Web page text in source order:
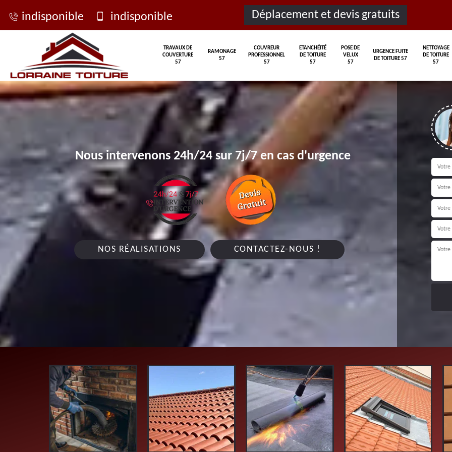
indisponible indisponible Déplacement et devis gratuits
TRAVAUX DE
COUVERTURE
57
RAMONAGE
57
COUVREUR
PROFESSIONNEL
57
ETANCHÉITÉ
DE TOITURE
57
POSE DE
VELUX
57
URGENCE FUITE
DE TOITURE 57
NETTOYAGE
DE TOITURE
57
Nous intervenons 24h/24 sur 7j/7 en cas d'urgence
NOS RÉALISATIONS CONTACTEZ-NOUS !